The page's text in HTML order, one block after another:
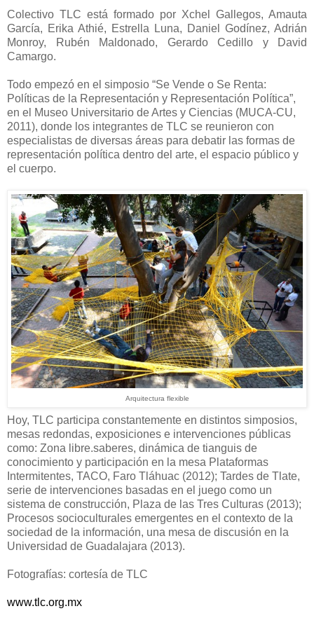
Colectivo TLC está formado por Xchel Gallegos, Amauta
García, Erika Athié, Estrella Luna, Daniel Godínez, Adrián
Monroy, Rubén Maldonado, Gerardo Cedillo y David
Camargo.
Todo empezó en el simposio “Se Vende o Se Renta:
Políticas de la Representación y Representación Política”,
en el Museo Universitario de Artes y Ciencias (MUCA-CU,
2011), donde los integrantes de TLC se reunieron con
especialistas de diversas áreas para debatir las formas de
representación política dentro del arte, el espacio público y
el cuerpo.
Arquitectura flexible
Hoy, TLC participa constantemente en distintos simposios,
mesas redondas, exposiciones e intervenciones públicas
como: Zona libre.saberes, dinámica de tianguis de
conocimiento y participación en la mesa Plataformas
Intermitentes, TACO, Faro Tláhuac (2012); Tardes de Tlate,
serie de intervenciones basadas en el juego como un
sistema de construcción, Plaza de las Tres Culturas (2013);
Procesos socioculturales emergentes en el contexto de la
sociedad de la información, una mesa de discusión en la
Universidad de Guadalajara (2013).
Fotografías: cortesía de TLC
www.tlc.org.mx